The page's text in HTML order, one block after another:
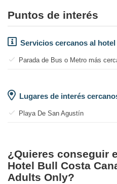
Puntos de interés
Servicios cercanos al hotel
Parada de Bus o Metro más
Lugares de interés
Playa De San Agustín
¿Quieres conseguir
Hotel Bull Costa
Adults Only?